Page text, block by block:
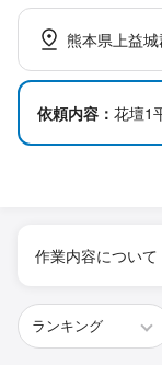
熊本県上益
依頼内容： 花壇1
作業内容について